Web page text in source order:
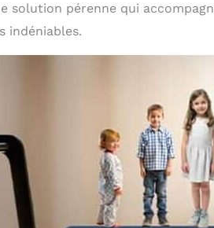
solution pérenne qui
indéniables.